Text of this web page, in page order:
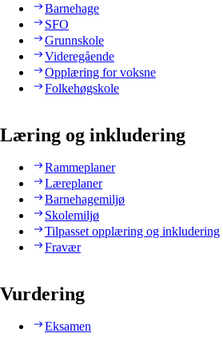
Barnehage
SFO
Grunnskole
Videregående
Opplæring for voksne
Folkehøgskole
Læring og inkludering
Rammeplaner
Læreplaner
Barnehagemiljø
Skolemiljø
Tilpasset opplæring og inkludering
Fravær
Vurdering
Eksamen